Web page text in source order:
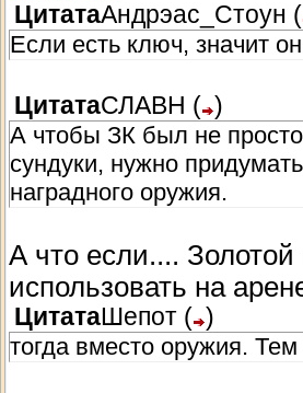
ЦитатаАндрэас_Стоун (
Если есть ключ, значит
ЦитатаСЛАВН ( )
А чтобы ЗК был не
сундуки, нужно
наградного оружия.
А что если....
использовать на
ЦитатаШепот ( )
тогда вместо оружия.